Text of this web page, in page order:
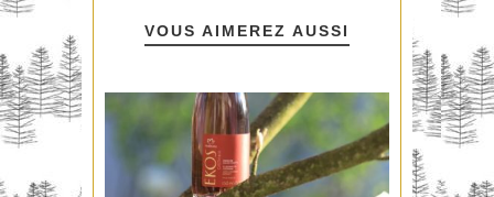
VOUS AIMEREZ AUSSI